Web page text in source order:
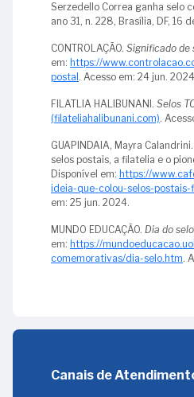
Serzedello Correa ganha selo
ano 31, n. 228, Brasília, DF, 16
CONTROLAÇÃO. Significado de
em: https://
postal . Acesso em: 24 jun.
FILATLIA HALIBUNANI. Selos
(filateliahalibunani.com).
GUAPINDAIA, Mayra Calandrini.
selos postais, a filatelia e o
Disponível em: https://
ideia-que-colou-selos-
em: 25 jun. 2024.
MUNDO EDUCAÇÃO. Dia do selo
em: https://
comemorativas/dia-selo.htm.
Canais de